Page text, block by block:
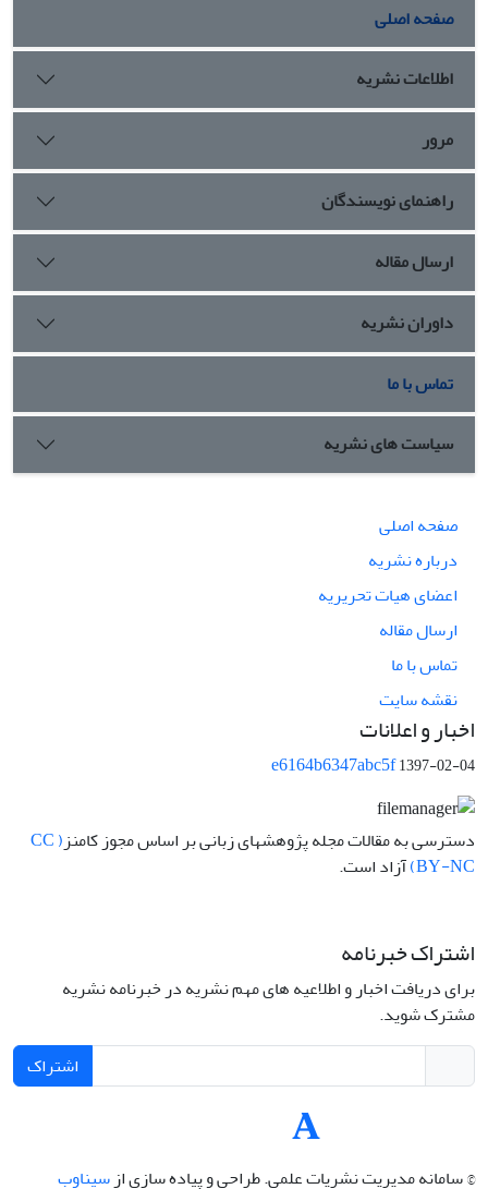
صفحه اصلی
اطلاعات نشریه
مرور
راهنمای نویسندگان
ارسال مقاله
داوران نشریه
تماس با ما
سیاست های نشریه
صفحه اصلی
درباره نشریه
اعضای هیات تحریریه
ارسال مقاله
تماس با ما
نقشه سایت
اخبار و اعلانات
e6164b6347abc5f1397-02-04
دسترسی به مقالات مجله پژوهشهای زبانی بر اساس مجوز کامنز ( CC
BY-NC) آزاد است.
اشتراک خبرنامه
برای دریافت اخبار و اطلاعیه های مهم نشریه در خبرنامه نشریه
مشترک شوید.
اشتراک
© سامانه مدیریت نشریات علمی.طراحی و پیاده سازی ازسیناوب